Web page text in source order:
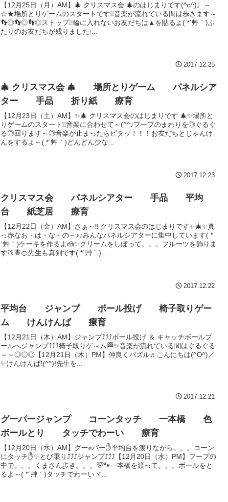
【12月25日（月）AM】🎄 クリスマス会 🎄のはじまりです(^o^)丿～
☆★場所とりゲームのスタートです❕❕音楽が流れている間は歩きます～
👣◎👣◎👣◎ストップ❕❕輪に入れないお友だちは▲を貼るよ( *´艸｀)ふ
たりのお友だちが残りました❕...
2017.12.25
🎄 クリスマス会 🎄 場所とりゲーム パネルシア
ター 手品 折り紙 療育
【12月23日（土）AM】✨🎄 クリスマス会のはじまりです 🎄✨場所と
りゲームのスタート❕❕音楽に合わせて～(^^♪フープのまわりを◎ぐるぐ
る◎回ります～◎音楽が止まったらピタッ！！！お友だちとじゃんけ
んをするよ～( *´艸｀)どんどん少な...
2017.12.23
クリスマス会 パネルシアター 手品 平均
台 紙芝居 療育
【12月22日（金）AM】さぁ～‼ クリスマス会のはじまりです✨🎄✨真
っ赤なお・は・な・の～♪♪みんなパネルシアターに集中しています( *
´艸｀)ケーキを作るよ🍰✨クリームをしぼって。。。フルーツを飾りま
す🍑🍍🍊先生も真剣です( *´艸｀)...
2017.12.22
平均台 ジャンプ ボール投げ 椅子取りゲー
ム けんけんぱ 療育
【12月21日（木）AM】ジャンプ⤴⤴⤴ボール投げ ＆ キャッチボールプ
ールへジャンプ⤴⤴⤴椅子取りゲ～ム🏁✨音楽が流れている間はぐるぐる
～～◎◎◎【12月21日（木）PM】仲良くパズル♬こんにちは(^O^)／
✨けんけんぱ!(^^)!先生を...
2017.12.21
グーパージャンプ コーンタッチ 一本橋 色
ボールとり タッチでわーい 療育
【12月20日（水）AM】グー✊パー✋平均台を渡りながら。。。コーン
にタッチ✋✨とび乗り⤴⤴⤴ジャンプ⤴⤴⤴【12月20日（水）PM】フープの
中で。。。くまさん歩き。。。🐻🐾一本橋を渡って。。。ボールをと
るよ～( *´艸｀)タッチでわーいヾ...